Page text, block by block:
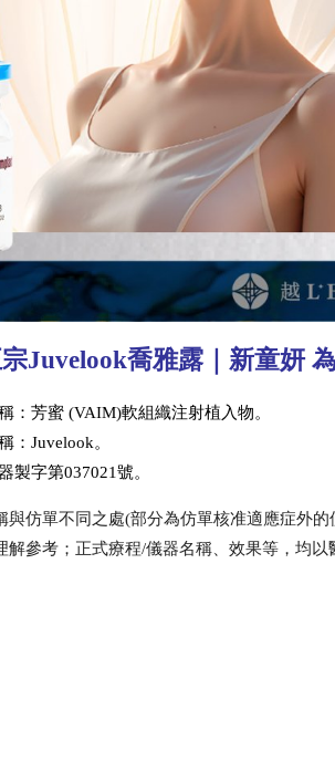
Juvelook喬雅露｜新童妍
：芳蜜 (VAIM)軟組織注射植入物。
：Juvelook。
製字第037021號。
與仿單不同之處(部分為仿單核准適應症外
解參考；正式療程/儀器名稱、效果等，均以